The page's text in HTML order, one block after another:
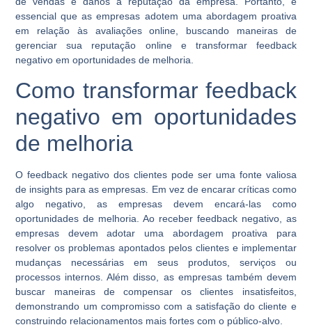
essencial que as empresas adotem uma abordagem proativa
em relação às avaliações online, buscando maneiras de
gerenciar sua reputação online e transformar feedback
negativo em oportunidades de melhoria.
Como transformar feedback
negativo em oportunidades
de melhoria
O feedback negativo dos clientes pode ser uma fonte valiosa
de insights para as empresas. Em vez de encarar críticas como
algo negativo, as empresas devem encará-las como
oportunidades de melhoria. Ao receber feedback negativo, as
empresas devem adotar uma abordagem proativa para
resolver os problemas apontados pelos clientes e implementar
mudanças necessárias em seus produtos, serviços ou
processos internos. Além disso, as empresas também devem
buscar maneiras de compensar os clientes insatisfeitos,
demonstrando um compromisso com a satisfação do cliente e
construindo relacionamentos mais fortes com o público-alvo.